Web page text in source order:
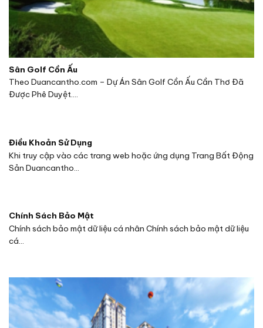
Sân Golf Cồn Ấu
Theo Duancantho.com – Dự Án Sân Golf Cồn Ấu Cần Thơ Đã
Được Phê Duyệt....
Điều Khoản Sử Dụng
Khi truy cập vào các trang web hoặc ứng dụng Trang Bất Động
Sản Duancantho...
Chính Sách Bảo Mật
Chính sách bảo mật dữ liệu cá nhân Chính sách bảo mật dữ liệu
cá...